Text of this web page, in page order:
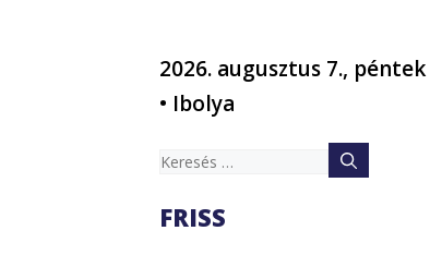
2026. augusztus 7., péntek
• Ibolya
Keresés:
FRISS